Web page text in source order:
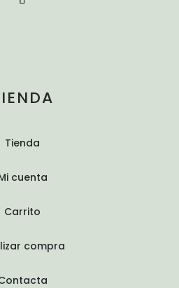
Tienda
cuenta
Carrito
compra